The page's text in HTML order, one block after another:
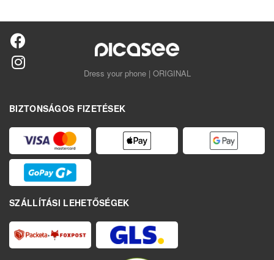
Dress your phone | ORIGINAL
BIZTONSÁGOS FIZETÉSEK
SZÁLLÍTÁSI LEHETŐSÉGEK